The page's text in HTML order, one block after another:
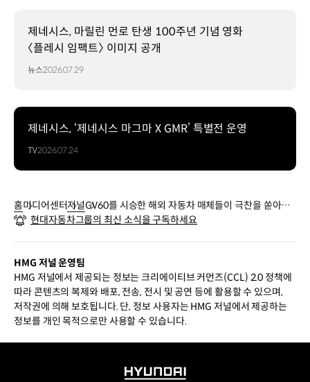
제네시스, 마릴린 먼로 탄생 100주년 기념 영화
〈플레시 임팩트〉 이미지 공개
뉴스2026.07.29
제네시스, ‘제네시스 마그마 X GMR’ 특별전 운영
TV2026.07.24
홈미디어센터저널GV60를 시승한 해외 자동차 매체들이 극찬을 쏟아낸
이유는?
현대자동차그룹의 최신 소식을 구독하세요
HMG 저널 운영팀
HMG 저널에서 제공되는 정보는 크리에이티브 커먼즈(CCL) 2.0 정책에
따라 콘텐츠의 복제와 배포, 전송, 전시 및 공연 등에 활용할 수 있으며,
저작권에 의해 보호됩니다. 단, 정보 사용자는 HMG 저널에서 제공하는
정보를 개인 목적으로만 사용할 수 있습니다.